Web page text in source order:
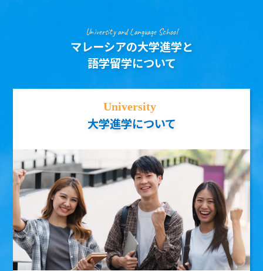
University and Language School
マレーシアの大学進学と
語学留学について
大学進学について